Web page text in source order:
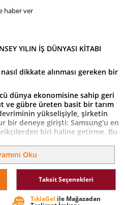
haber ver
YILIN İŞ DÜNYASI KİTABI
dikkate alınması gereken bir
dünya ekonomisine sahip geri
ve gübre üreten basit bir tarım
yükselişiyle, şirketin
bir deneye girişti: Samsung’u en
biri haline getirme. Bu
girmiş olan Lee, bir teknoloji
koymuştu. Bu kitapta,
yolunda verdiği savaşın arka
Samsung bugün,
telefonları iPhone telefonlardan
Oku
Taksit Seçenekleri
TıklaGel ile Mağazadan